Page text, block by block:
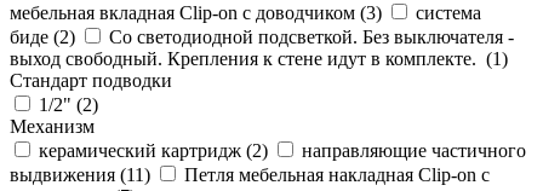
мебельная вкладная Clip-on с доводчиком (3)
система
биде (2)
Со светодиодной подсветкой. Без выключателя -
выход свободный. Крепления к стене идут в комплекте. (1)
Стандарт подводки
1/2" (2)
Механизм
керамический картридж (2)
направляющие частичного
выдвижения (11)
Петля мебельная накладная Clip-on с